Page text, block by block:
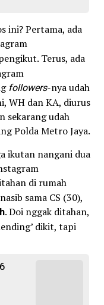
ini? Pertama, ada
Terus, ada
followers-nya udah
WH dan KA, diurus
sekarang udah
Polda Metro Jaya.
ikutan nangani dua
di rumah
sama CS (30),
. Doi nggak ditahan,
dikit, tapi